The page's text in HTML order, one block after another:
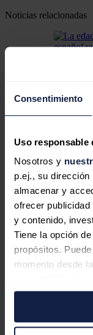
Consentimiento
Uso responsable
Nosotros y
p.ej., su
almacenar y
ofrecer
y contenido,
Tiene la opción
propósitos.
momento desde
Si lo permite,
Recopilar
Noticias relacionadas
aumentar
Redacción06/
En
y rigor
Javier Colón